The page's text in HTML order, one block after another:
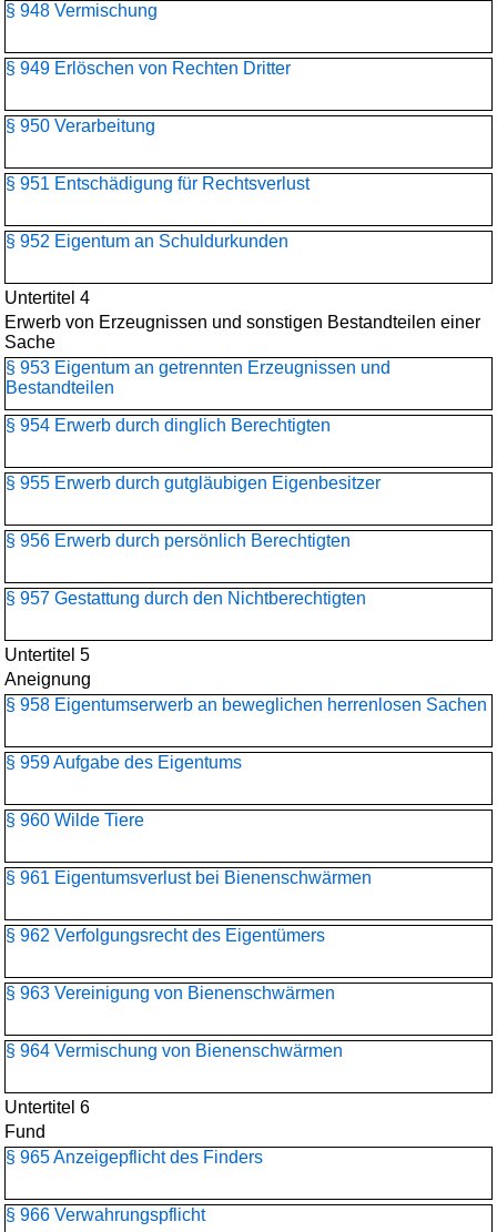
§ 948 Vermischung
§ 949 Erlöschen von Rechten Dritter
§ 950 Verarbeitung
§ 951 Entschädigung für Rechtsverlust
§ 952 Eigentum an Schuldurkunden
Untertitel 4
Erwerb von Erzeugnissen und sonstigen Bestandteilen einer
Sache
§ 953 Eigentum an getrennten Erzeugnissen und
Bestandteilen
§ 954 Erwerb durch dinglich Berechtigten
§ 955 Erwerb durch gutgläubigen Eigenbesitzer
§ 956 Erwerb durch persönlich Berechtigten
§ 957 Gestattung durch den Nichtberechtigten
Untertitel 5
Aneignung
§ 958 Eigentumserwerb an beweglichen herrenlosen Sachen
§ 959 Aufgabe des Eigentums
§ 960 Wilde Tiere
§ 961 Eigentumsverlust bei Bienenschwärmen
§ 962 Verfolgungsrecht des Eigentümers
§ 963 Vereinigung von Bienenschwärmen
§ 964 Vermischung von Bienenschwärmen
Untertitel 6
Fund
§ 965 Anzeigepflicht des Finders
§ 966 Verwahrungspflicht